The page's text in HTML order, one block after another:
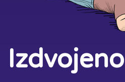
Izdvojeno